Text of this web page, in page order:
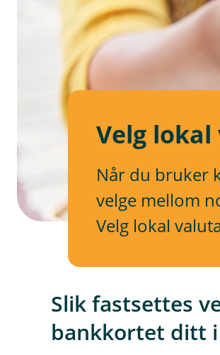
Velg
Når du bruker
velge mellom
Velg lokal
Slik fastsettes
bankkortet ditt